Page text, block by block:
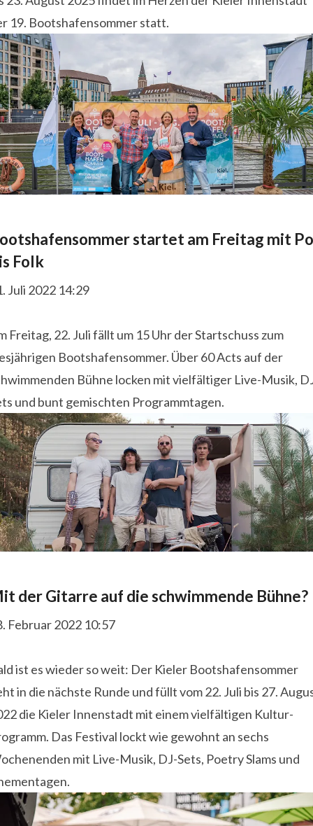
19. Bootshafensommer statt.
startet am Freitag mit
Folk
Juli 2022 14:29
Freitag, 22. Juli fällt um 15 Uhr der Startschuss zum
Bootshafensommer. Über 60 Acts auf der
Bühne locken mit vielfältiger Live-Musik,
und bunt gemischten Programmtagen.
der Gitarre auf die schwimmende Bühne?
Februar 2022 10:57
ist es wieder so weit: Der Kieler Bootshafensommer
in die nächste Runde und füllt vom 22. Juli bis 27.
die Kieler Innenstadt mit einem vielfältigen Kultur-
Das Festival lockt wie gewohnt an sechs
mit Live-Musik, DJ-Sets, Poetry Slams und